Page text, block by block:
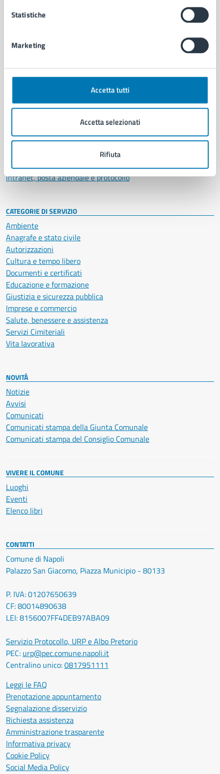
Statistiche
Marketing
Accetta tutti
Accetta selezionati
Rifiuta
Municipalità
Politici
Documenti e dati
Intranet, posta aziendale e protocollo
CATEGORIE DI SERVIZIO
Ambiente
Anagrafe e stato civile
Autorizzazioni
Cultura e tempo libero
Documenti e certificati
Educazione e formazione
Giustizia e sicurezza pubblica
Imprese e commercio
Salute, benessere e assistenza
Servizi Cimiteriali
Vita lavorativa
NOVITÀ
Notizie
Avvisi
Comunicati
Comunicati stampa della Giunta Comunale
Comunicati stampa del Consiglio Comunale
VIVERE IL COMUNE
Luoghi
Eventi
Elenco libri
CONTATTI
Comune di Napoli
Palazzo San Giacomo, Piazza Municipio - 80133
P. IVA: 01207650639
CF: 80014890638
LEI: 8156007FF4DEB97ABA09
Servizio Protocollo, URP e Albo Pretorio
PEC: urp@pec.comune.napoli.it
Centralino unico:0817951111
Leggi le FAQ
Prenotazione appuntamento
Segnalazione disservizio
Richiesta assistenza
Amministrazione trasparente
Informativa privacy
Cookie Policy
Social Media Policy